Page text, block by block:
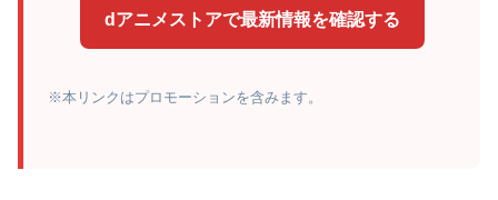
dアニメストアで最新情報を確認する
※本リンクはプロモーションを含みます。